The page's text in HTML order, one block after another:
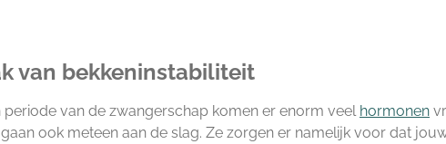
van bekkeninstabiliteit
periode van de zwangerschap komen er enorm veel hormonen
gaan ook meteen aan de slag. Ze zorgen er namelijk voor dat